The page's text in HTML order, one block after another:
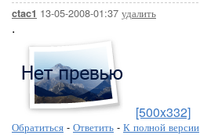
ctac1 13-05-2008-01:37 удалить
.
[500x332]
Обратиться - Ответить - К полной версии